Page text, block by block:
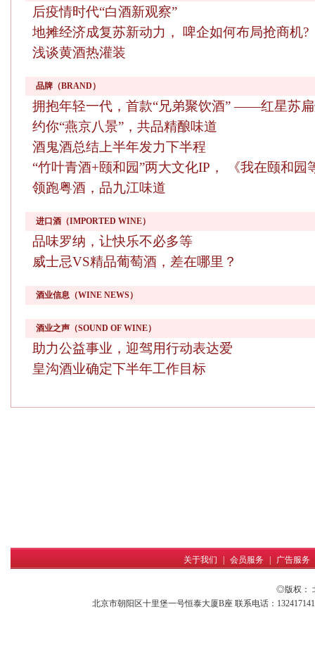
后疫情时代“白酒新观察”
地摊经济成复苏新动力， 啤企如何布局抢商机?
浅谈黄酒热灌装
品牌（BRAND）
拥抱年轻一代，首款“兄弟聚饮酒” ——红星苏
约你“燕京八景”，共品精酿味道
酒鬼酒总结上半年发力下半程
“竹叶青酒+颐和园”两大文化IP， 《我在颐和园
领跑粤酒，品九江味道
进口酒（IMPORTED WINE）
品味罗纳，让快乐不必多等
威士忌VS精品葡萄酒，差在哪里？
酒业信息（WINE NEWS）
酒业之声（SOUND OF WINE）
助力公益事业，迎驾用行动表达爱
皇沟酒业确定下半年工作目标
关于我们 会员服务 广告服务
◎版权：
北京市朝阳区十里堡一号恒泰大厦B座 联系电话：